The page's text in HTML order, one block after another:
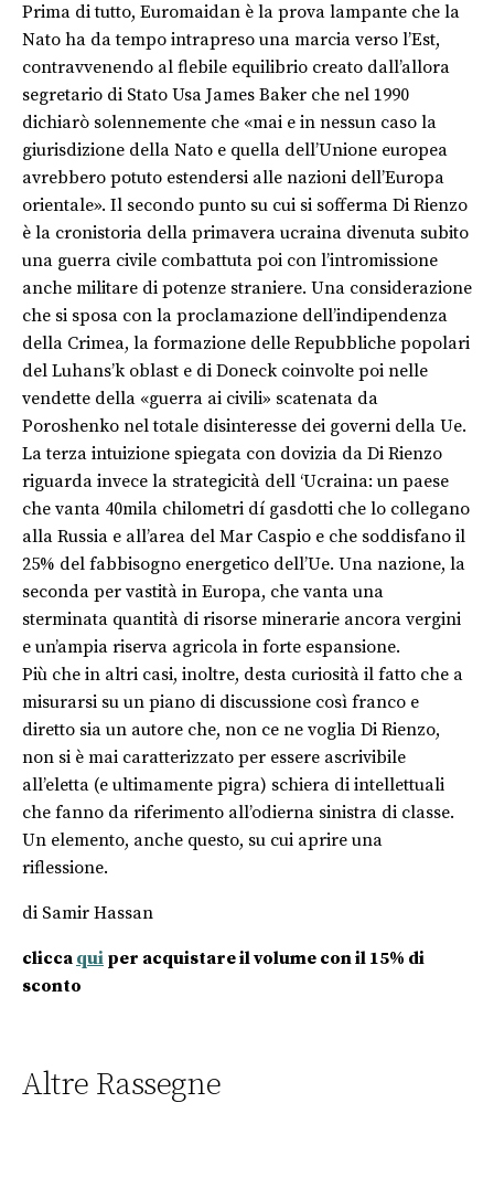
Prima di tutto, Euromaidan è la prova lampante che la
Nato ha da tempo intrapreso una marcia verso l’Est,
contravvenendo al flebile equilibrio creato dall’allora
segretario di Stato Usa James Baker che nel 1990
dichiarò solennemente che «mai e in nessun caso la
giurisdizione della Nato e quella dell’Unione europea
avrebbero potuto estendersi alle nazioni dell’Europa
orientale». Il secondo punto su cui si sofferma Di Rienzo
è la cronistoria della primavera ucraina divenuta subito
una guerra civile combattuta poi con l’intromissione
anche militare di potenze straniere. Una considerazione
che si sposa con la proclamazione dell’indipendenza
della Crimea, la formazione delle Repubbliche popolari
del Luhans’k oblast e di Doneck coinvolte poi nelle
vendette della «guerra ai civili» scatenata da
Poroshenko nel totale disinteresse dei governi della Ue.
La terza intuizione spiegata con dovizia da Di Rienzo
riguarda invece la strategicità dell ‘Ucraina: un paese
che vanta 40mila chilometri dí gasdotti che lo collegano
alla Russia e all’area del Mar Caspio e che soddisfano il
25% del fabbisogno energetico dell’Ue. Una nazione, la
seconda per vastità in Europa, che vanta una
sterminata quantità di risorse minerarie ancora vergini
e un’ampia riserva agricola in forte espansione.
Più che in altri casi, inoltre, desta curiosità il fatto che a
misurarsi su un piano di discussione così franco e
diretto sia un autore che, non ce ne voglia Di Rienzo,
non si è mai caratterizzato per essere ascrivibile
all’eletta (e ultimamente pigra) schiera di intellettuali
che fanno da riferimento all’odierna sinistra di classe.
Un elemento, anche questo, su cui aprire una
riflessione.
di Samir Hassan
clicca qui per acquistare il volume con il 15% di
sconto
Altre Rassegne